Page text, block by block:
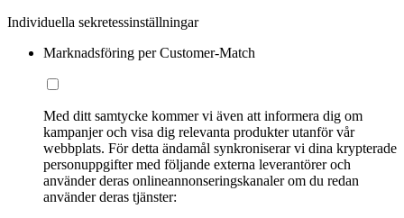
Individuella sekretessinställningar
Marknadsföring per Customer-Match
Med ditt samtycke kommer vi även att informera dig om
kampanjer och visa dig relevanta produkter utanför vår
webbplats. För detta ändamål synkroniserar vi dina krypterade
personuppgifter med följande externa leverantörer och
använder deras onlineannonseringskanaler om du redan
använder deras tjänster: